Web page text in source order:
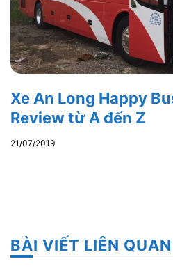
Xe An Long Happy
Review từ A đến Z
21/07/2019
BÀI VIẾT LIÊN